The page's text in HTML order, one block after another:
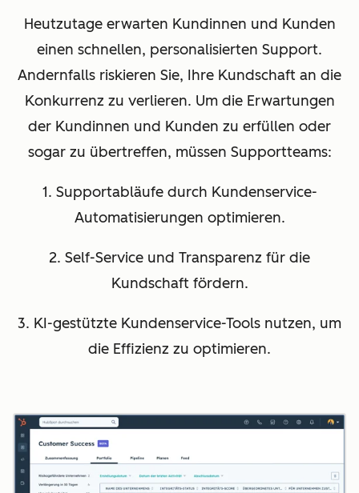
Heutzutage erwarten Kundinnen und Kunden
einen schnellen, personalisierten Support.
Andernfalls riskieren Sie, Ihre Kundschaft an die
Konkurrenz zu verlieren. Um die Erwartungen
der Kundinnen und Kunden zu erfüllen oder
sogar zu übertreffen, müssen Supportteams:
1. Supportabläufe durch Kundenservice-
Automatisierungen optimieren.
2. Self-Service und Transparenz für die
Kundschaft fördern.
3. KI-gestützte Kundenservice-Tools nutzen, um
die Effizienz zu optimieren.